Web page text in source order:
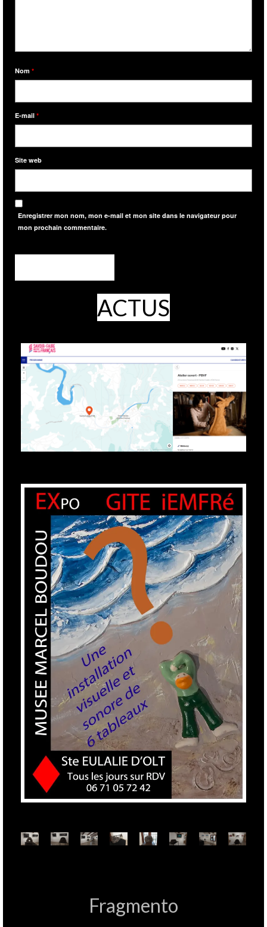
Nom *
E-mail *
Site web
Enregistrer mon nom, mon e-mail et mon site dans le navigateur pour
mon prochain commentaire.
ACTUS
Fragmento